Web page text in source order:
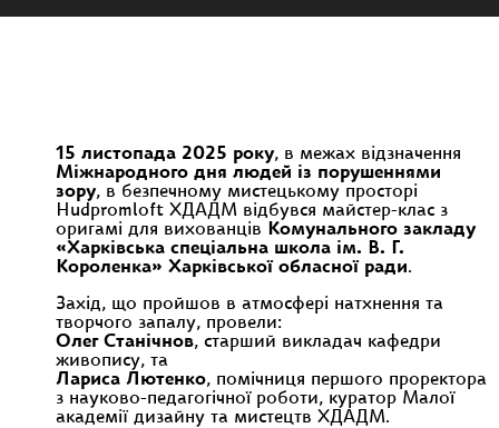
15 листопада 2025 року, в межах відзначення
Міжнародного дня людей із порушеннями
зору, в безпечному мистецькому просторі
Hudpromloft ХДАДМ відбувся майстер-клас з
оригамі для вихованців
Комунального закладу
«Харківська спеціальна школа ім. В. Г.
Короленка» Харківської обласної ради.
Захід, що пройшов в атмосфері натхнення та
творчого запалу, провели:
Олег Станічнов, старший викладач кафедри
живопису, та
Лариса Лютенко, помічниця першого проректора
з науково-педагогічної роботи, куратор Малої
академії дизайну та мистецтв ХДАДМ.